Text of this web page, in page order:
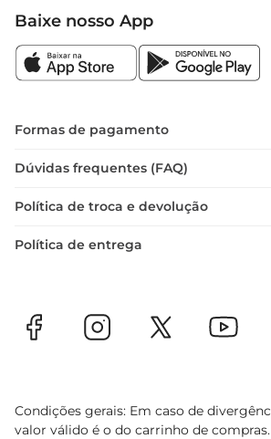
Baixe nosso App
Formas de pagamento
Dúvidas frequentes (FAQ)
Política de troca e devolução
Política de entrega
Condições gerais: Em caso de
valor válido é o do carrinho de